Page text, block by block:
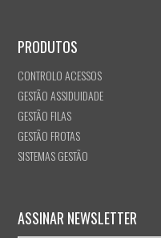
PRODUTOS
CONTROLO ACESSOS
GESTÃO ASSIDUIDADE
GESTÃO FILAS
GESTÃO FROTAS
SISTEMAS GESTÃO
ASSINAR NEWSLETTER